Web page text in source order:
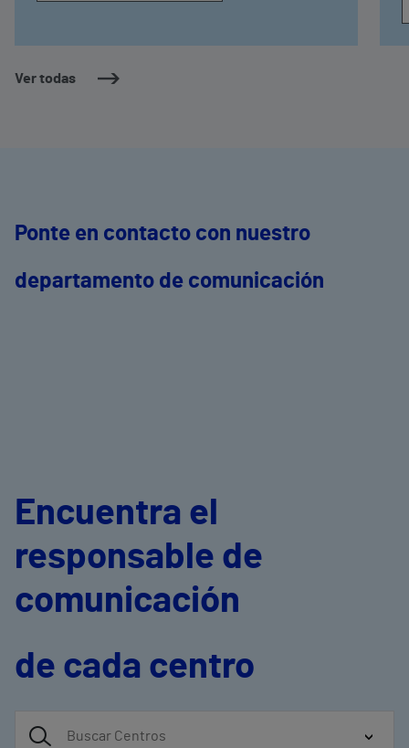
Ver todas
Ponte en contacto con nuestro
departamento de comunicación
Encuentra el
responsable de
comunicación
de cada centro